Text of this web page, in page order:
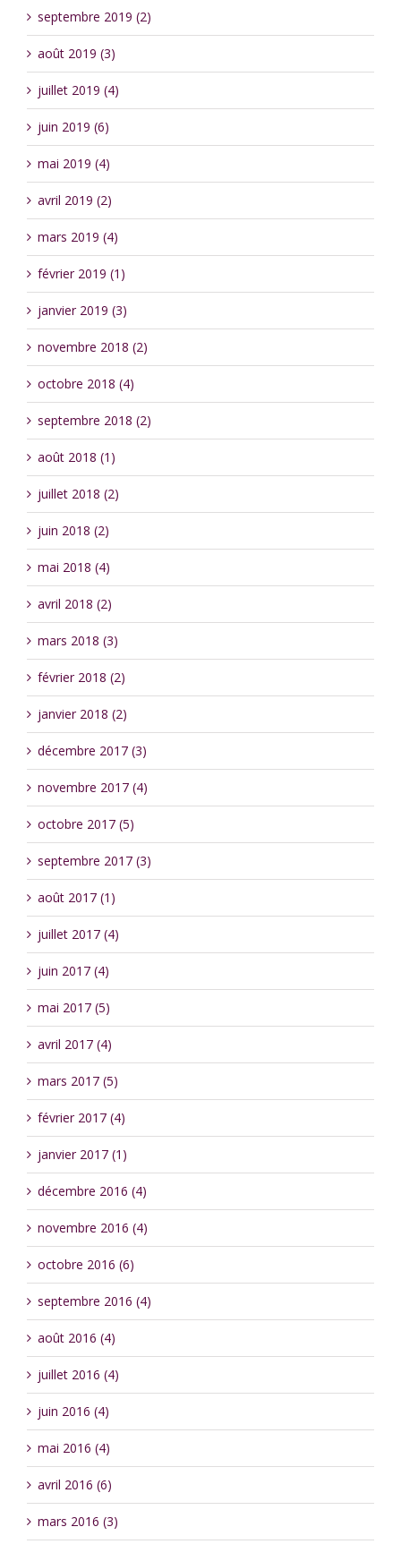
septembre 2019 (2)
août 2019 (3)
juillet 2019 (4)
juin 2019 (6)
mai 2019 (4)
avril 2019 (2)
mars 2019 (4)
février 2019 (1)
janvier 2019 (3)
novembre 2018 (2)
octobre 2018 (4)
septembre 2018 (2)
août 2018 (1)
juillet 2018 (2)
juin 2018 (2)
mai 2018 (4)
avril 2018 (2)
mars 2018 (3)
février 2018 (2)
janvier 2018 (2)
décembre 2017 (3)
novembre 2017 (4)
octobre 2017 (5)
septembre 2017 (3)
août 2017 (1)
juillet 2017 (4)
juin 2017 (4)
mai 2017 (5)
avril 2017 (4)
mars 2017 (5)
février 2017 (4)
janvier 2017 (1)
décembre 2016 (4)
novembre 2016 (4)
octobre 2016 (6)
septembre 2016 (4)
août 2016 (4)
juillet 2016 (4)
juin 2016 (4)
mai 2016 (4)
avril 2016 (6)
mars 2016 (3)